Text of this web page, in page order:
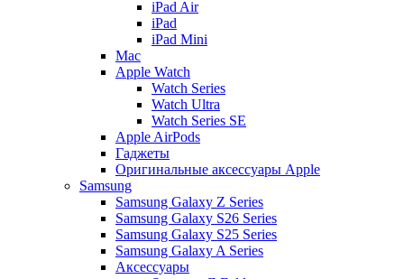
iPad Air
iPad
iPad Mini
Mac
Apple Watch
Watch Series
Watch Ultra
Watch Series SE
Apple AirPods
Гаджеты
Оригинальные аксессуары Apple
Samsung
Samsung Galaxy Z Series
Samsung Galaxy S26 Series
Samsung Galaxy S25 Series
Samsung Galaxy A Series
Аксессуары